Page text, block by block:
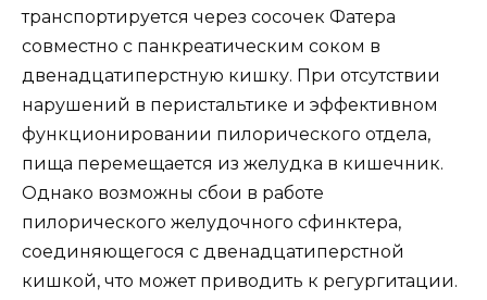
транспортируется через сосочек Фатера
совместно с панкреатическим соком в
двенадцатиперстную кишку. При отсутствии
нарушений в перистальтике и эффективном
функционировании пилорического отдела,
пища перемещается из желудка в кишечник.
Однако возможны сбои в работе
пилорического желудочного сфинктера,
соединяющегося с двенадцатиперстной
кишкой, что может приводить к регургитации.